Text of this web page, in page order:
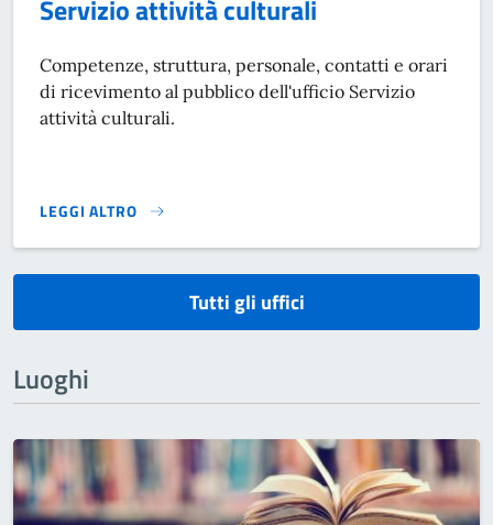
Servizio attività culturali
Competenze, struttura, personale, contatti e orari
di ricevimento al pubblico dell'ufficio Servizio
attività culturali.
LEGGI ALTRO
}
Tutti gli uffici
Luoghi